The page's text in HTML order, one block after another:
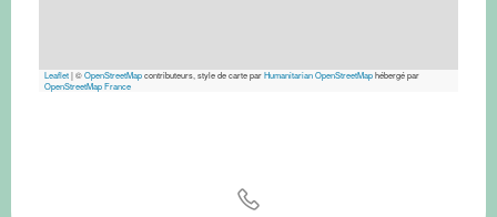
Leaflet|©OpenStreetMapcontributeurs, style de carte parHumanitarian OpenStreetMaphébergé par
OpenStreetMap France